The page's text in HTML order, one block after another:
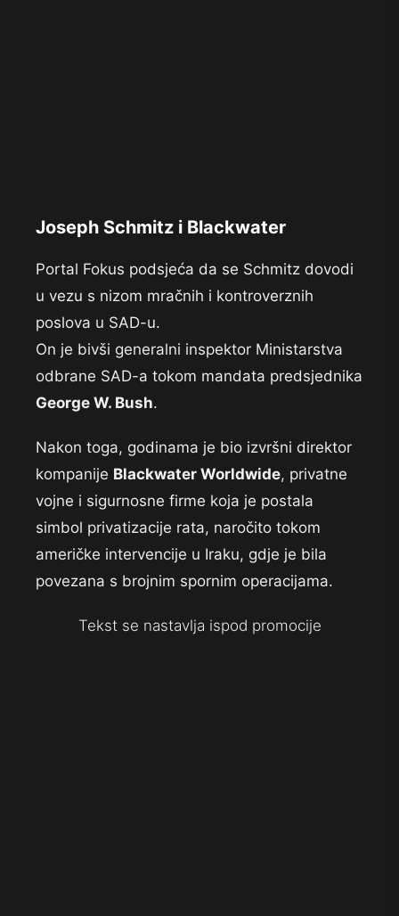
Joseph Schmitz i Blackwater
Portal Fokus podsjeća da se Schmitz dovodi
u vezu s nizom mračnih i kontroverznih
poslova u SAD-u.
On je bivši generalni inspektor Ministarstva
odbrane SAD-a tokom mandata predsjednika
George W. Bush.
Nakon toga, godinama je bio izvršni direktor
kompanije Blackwater Worldwide, privatne
vojne i sigurnosne firme koja je postala
simbol privatizacije rata, naročito tokom
američke intervencije u Iraku, gdje je bila
povezana s brojnim spornim operacijama.
Tekst se nastavlja ispod promocije